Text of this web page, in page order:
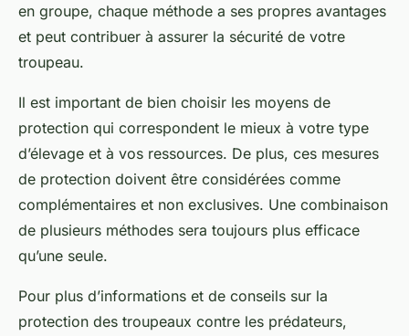
en groupe, chaque méthode a ses propres avantages
et peut contribuer à assurer la sécurité de votre
troupeau.
Il est important de bien choisir les moyens de
protection qui correspondent le mieux à votre type
d’élevage et à vos ressources. De plus, ces mesures
de protection doivent être considérées comme
complémentaires et non exclusives. Une combinaison
de plusieurs méthodes sera toujours plus efficace
qu’une seule.
Pour plus d’informations et de conseils sur la
protection des troupeaux contre les prédateurs,